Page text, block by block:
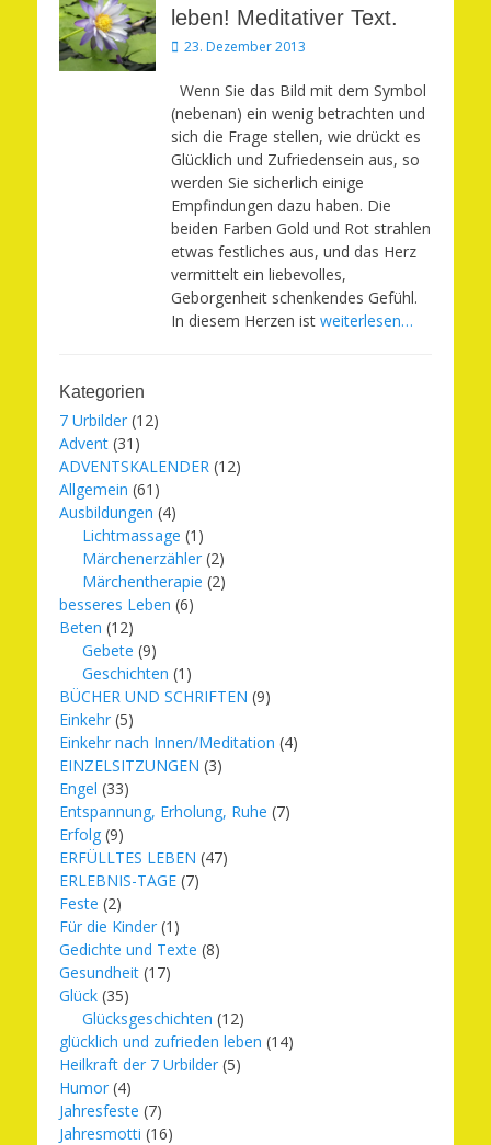
leben! Meditativer Text.
Veröffentlicht
23. Dezember 2013
Wenn Sie das Bild mit dem Symbol
(nebenan) ein wenig betrachten und
sich die Frage stellen, wie drückt es
Glücklich und Zufriedensein aus, so
werden Sie sicherlich einige
Empfindungen dazu haben. Die
beiden Farben Gold und Rot strahlen
etwas festliches aus, und das Herz
vermittelt ein liebevolles,
Geborgenheit schenkendes Gefühl.
In diesem Herzen ist weiterlesen…
Kategorien
7 Urbilder (12)
Advent (31)
ADVENTSKALENDER (12)
Allgemein (61)
Ausbildungen (4)
Lichtmassage (1)
Märchenerzähler (2)
Märchentherapie (2)
besseres Leben (6)
Beten (12)
Gebete (9)
Geschichten (1)
BÜCHER UND SCHRIFTEN (9)
Einkehr (5)
Einkehr nach Innen/Meditation (4)
EINZELSITZUNGEN (3)
Engel (33)
Entspannung, Erholung, Ruhe (7)
Erfolg (9)
ERFÜLLTES LEBEN (47)
ERLEBNIS-TAGE (7)
Feste (2)
Für die Kinder (1)
Gedichte und Texte (8)
Gesundheit (17)
Glück (35)
Glücksgeschichten (12)
glücklich und zufrieden leben (14)
Heilkraft der 7 Urbilder (5)
Humor (4)
Jahresfeste (7)
Jahresmotti (16)